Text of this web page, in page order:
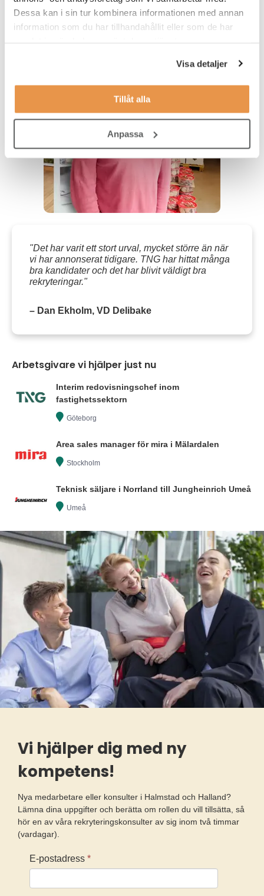
Dessa kan i sin tur kombinera informationen med annan
information som du har tillhandahållit eller som de har
Visa detaljer
Tillåt alla
Anpassa
"Det har varit ett stort urval, mycket större än när
vi har annonserat tidigare. TNG har hittat många
bra kandidater och det har blivit väldigt bra
rekryteringar."
– Dan Ekholm, VD Delibake
Arbetsgivare vi hjälper just nu
Interim redovisningschef inom
fastighetssektorn
Göteborg
Area sales manager för mira i Mälardalen
Stockholm
Teknisk säljare i Norrland till Jungheinrich Umeå
Umeå
Vi hjälper dig med ny
kompetens!
Nya medarbetare eller konsulter i Halmstad och Halland?
Lämna dina uppgifter och berätta om rollen du vill tillsätta, så
hör en av våra rekryteringskonsulter av sig inom två timmar
(vardagar).